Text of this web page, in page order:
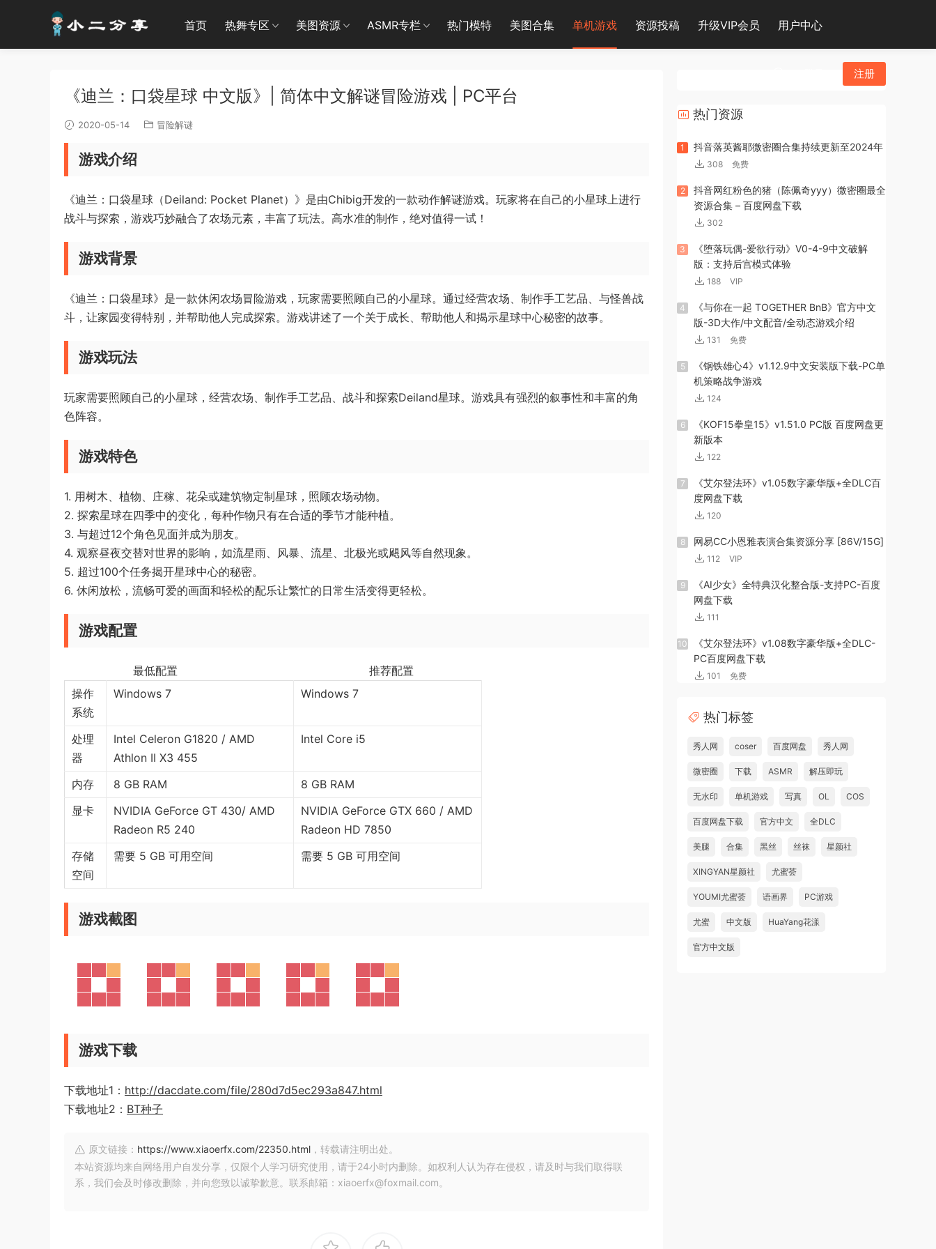
首页 热舞专区 美图资源 ASMR专栏 热门模特 美图合集 单机游戏 资源投稿 升级VIP会员 用户中心
注册
《迪兰：口袋星球 中文版》| 简体中文解谜冒险游戏 | PC平台
2020-05-14 冒险解谜
游戏介绍
《迪兰：口袋星球（Deiland: Pocket Planet）》是由Chibig开发的一款动作解谜游戏。玩家将在自己的小星球上进行
战斗与探索，游戏巧妙融合了农场元素，丰富了玩法。高水准的制作，绝对值得一试！
游戏背景
《迪兰：口袋星球》是一款休闲农场冒险游戏，玩家需要照顾自己的小星球。通过经营农场、制作手工艺品、与怪兽战
斗，让家园变得特别，并帮助他人完成探索。游戏讲述了一个关于成长、帮助他人和揭示星球中心秘密的故事。
游戏玩法
玩家需要照顾自己的小星球，经营农场、制作手工艺品、战斗和探索Deiland星球。游戏具有强烈的叙事性和丰富的角
色阵容。
游戏特色
1. 用树木、植物、庄稼、花朵或建筑物定制星球，照顾农场动物。
2. 探索星球在四季中的变化，每种作物只有在合适的季节才能种植。
3. 与超过12个角色见面并成为朋友。
4. 观察昼夜交替对世界的影响，如流星雨、风暴、流星、北极光或飓风等自然现象。
5. 超过100个任务揭开星球中心的秘密。
6. 休闲放松，流畅可爱的画面和轻松的配乐让繁忙的日常生活变得更轻松。
游戏配置
最低配置 推荐配置
操作
系统
Windows 7 Windows 7
处理
器
Intel Celeron G1820 / AMD
Athlon II X3 455
Intel Core i5
内存 8 GB RAM
8 GB RAM
显卡
NVIDIA GeForce GT 430/ AMD
Radeon R5 240
NVIDIA GeForce GTX 660 / AMD
Radeon HD 7850
存储
空间
需要 5 GB 可用空间 需要 5 GB 可用空间
游戏截图
游戏下载
下载地址1： http://dacdate.com/file/280d7d5ec293a847.html
下载地址2： BT种子
原文链接： https://www.xiaoerfx.com/22350.html ，转载请注明出处。
本站资源均来自网络用户自发分享，仅限个人学习研究使用，请于24小时内删除。如权利人认为存在侵权，请及时与我们取得联
系，我们会及时修改删除，并向您致以诚挚歉意。联系邮箱：xiaoerfx@foxmail.com。
热门资源
1 抖音落英酱耶微密圈合集持续更新至2024年
308 免费
2
抖音网红粉色的猪（陈佩奇yyy）微密圈最全
资源合集 – 百度网盘下载
302
3
《堕落玩偶-爱欲行动》V0-4-9中文破解
版：支持后宫模式体验
188 VIP
4
《与你在一起 TOGETHER BnB》官方中文
版-3D大作/中文配音/全动态游戏介绍
131 免费
5
《钢铁雄心4》v1.12.9中文安装版下载-PC单
机策略战争游戏
124
6
《KOF15拳皇15》v1.51.0 PC版 百度网盘更
新版本
122
7
《艾尔登法环》v1.05数字豪华版+全DLC百
度网盘下载
120
8 网易CC小恩雅表演合集资源分享 [86V/15G]
112 VIP
9
《AI少女》全特典汉化整合版-支持PC-百度
网盘下载
111
10
《艾尔登法环》v1.08数字豪华版+全DLC-
PC百度网盘下载
101 免费
热门标签
秀人网 coser 百度网盘 秀人网
微密圈 下载 ASMR 解压即玩
无水印 单机游戏 写真 OL COS
百度网盘下载 官方中文 全DLC
美腿 合集 黑丝 丝袜 星颜社
XINGYAN星颜社 尤蜜荟
YOUMI尤蜜荟 语画界 PC游戏
尤蜜 中文版 HuaYang花漾
官方中文版